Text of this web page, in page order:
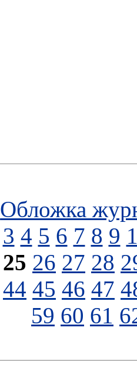
Обложка
3 4 5 6 7 8 9
25 26 27 28
44 45 46 47
59 60 61